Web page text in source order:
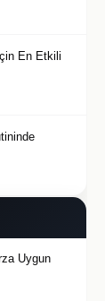
En Etkili
Uygun